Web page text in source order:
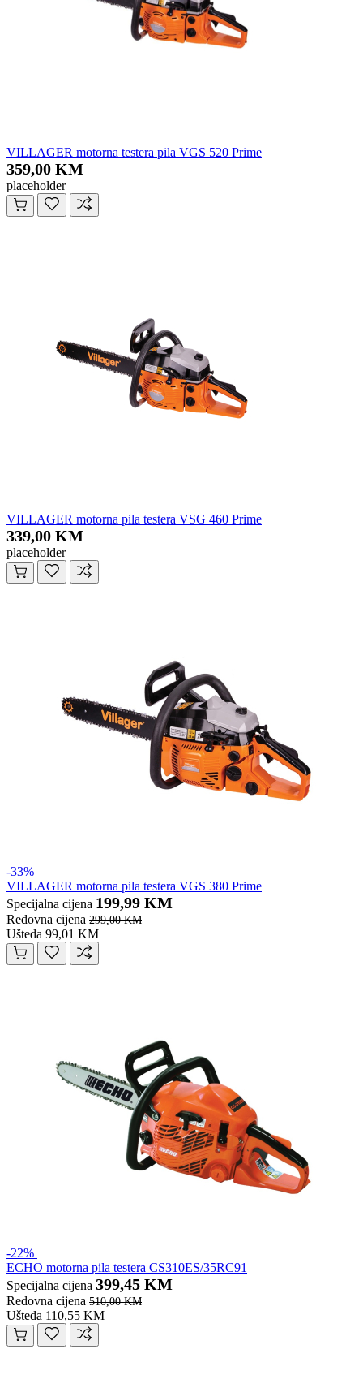
VILLAGER motorna testera pila VGS 520 Prime
359,00 KM
placeholder
VILLAGER motorna pila testera VSG 460 Prime
339,00 KM
placeholder
-33%
VILLAGER motorna pila testera VGS 380 Prime
Specijalna cijena 199,99 KM
Redovna cijena 299,00 KM
Ušteda 99,01 KM
-22%
ECHO motorna pila testera CS310ES/35RC91
Specijalna cijena 399,45 KM
Redovna cijena 510,00 KM
Ušteda 110,55 KM